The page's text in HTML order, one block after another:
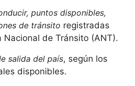
puntos disponibles,
de tránsito registradas
Nacional de Tránsito (ANT).
salida del país, según los
disponibles.